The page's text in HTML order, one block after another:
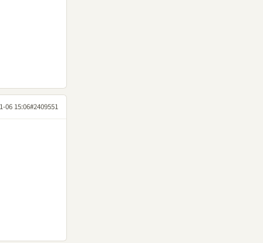
06 15:06#2409551